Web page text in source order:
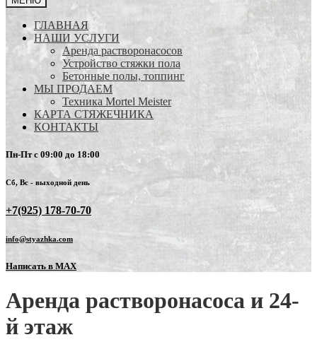
ГЛАВНАЯ
НАШИ УСЛУГИ
Аренда растворонасосов
Устройство стяжки пола
Бетонные полы, топпинг
МЫ ПРОДАЕМ
Техника Mortel Meister
КАРТА СТЯЖЕЧНИКА
КОНТАКТЫ
Пн-Пт с 09:00 до 18:00
Сб, Вс - выходной день
+7(925) 178-70-70
info@styazhka.com
Написать в MAX
Аренда растворонасоса и 24-
й этаж